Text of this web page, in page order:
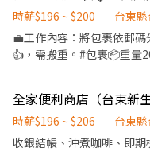
限!! 請把握機會❗ 🛵・🛵
不💙如💜馬🤎上🖤行🤍動💖
｜無需任何費用｜快速安
時薪$196 ~ $200
台東
💼工作內容：將包裹依郵
👍，需搬重。#包裹📦重量20公斤以內 🌵薪資
上班 早上6:30-9:30 下午16:00-19:00 🌟實際下班時間依當天包裹📦
量為準 🏖️
全家便利商店（台東新生
時薪$196 ~ $206
台東
收銀結帳、沖煮咖啡、即